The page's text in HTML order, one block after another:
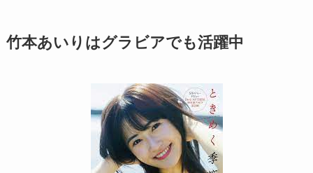
竹本あいりはグラビアでも活躍中